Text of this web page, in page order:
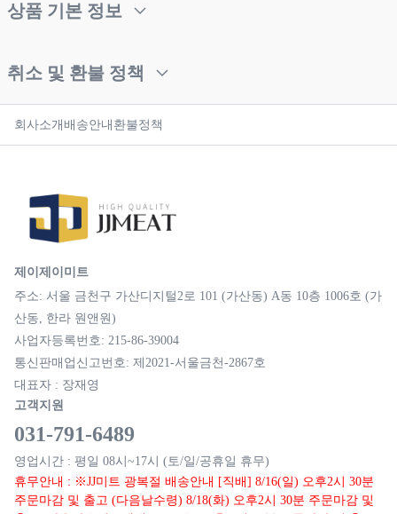
상품 기본 정보
취소 및 환불 정책
회사소개 배송안내 환불정책
제이제이미트
주소: 서울 금천구 가산디지털2로 101 (가산동) A동 10층 1006호 (가
산동, 한라 원앤원)
사업자등록번호: 215-86-39004
통신판매업신고번호: 제2021-서울금천-2867호
대표자 : 장재영
고객지원
031-791-6489
영업시간 : 평일 08시~17시 (토/일/공휴일 휴무)
휴무안내 : ※JJ미트 광복절 배송안내 [직배] 8/16(일) 오후2시 30분
주문마감 및 출고 (다음날수령) 8/18(화) 오후2시 30분 주문마감 및